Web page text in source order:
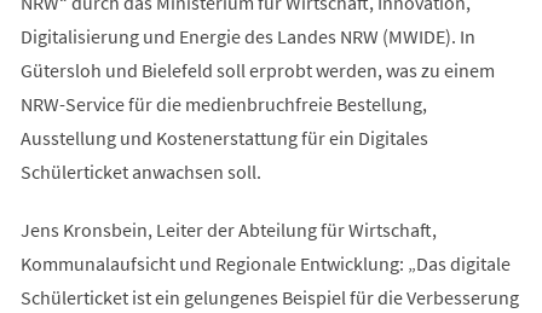
Digitalisierung und Energie des Landes NRW (MWIDE). In
Gütersloh und Bielefeld soll erprobt werden, was zu einem
NRW-Service für die medienbruchfreie Bestellung,
Ausstellung und Kostenerstattung für ein Digitales
Schülerticket anwachsen soll.
Jens Kronsbein, Leiter der Abteilung für Wirtschaft,
Kommunalaufsicht und Regionale Entwicklung: „Das digitale
Schülerticket ist ein gelungenes Beispiel für die Verbesserung